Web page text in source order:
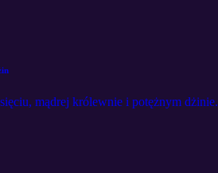
mądrej królewnie i potężnym dżinie.